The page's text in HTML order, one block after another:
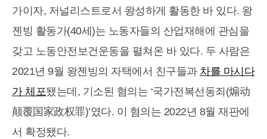
가이자, 저널리스트로서 왕성하게 활동한 바 있다. 왕
젠빙 활동가(40세)는 노동자들의 산업재해에 관심을
갖고 노동안전보건운동을 펼쳐온 바 있다. 두 사람은
2021년 9월 왕젠빙의 자택에서 친구들과 차를 마시다
가 체포됐는데, 기소된 혐의는 ‘국가전복선동죄(煽动
颠覆国家政权罪)’였다. 이 혐의는 2022년 8월 재판에
서 확정됐다.